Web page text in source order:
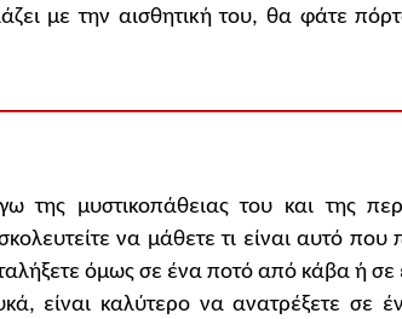
με την αισθητική του, θα φάτε
της μυστικοπάθειας του και της
να μάθετε τι είναι αυτό που
όμως σε ένα ποτό από κάβα ή σε
είναι καλύτερο να ανατρέξετε σε